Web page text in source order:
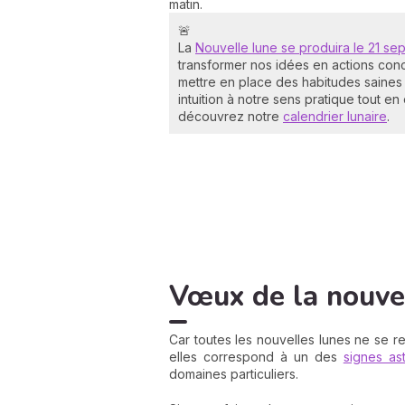
matin.
🚨
La Nouvelle lune se produira le 21
transformer nos idées en actions
mettre en place des habitudes
intuition à notre sens pratique tout
découvrez notre calendrier lunaire.
Vœux de la
Car toutes les nouvelles lunes ne se
elles correspond à un des signes
domaines particuliers.